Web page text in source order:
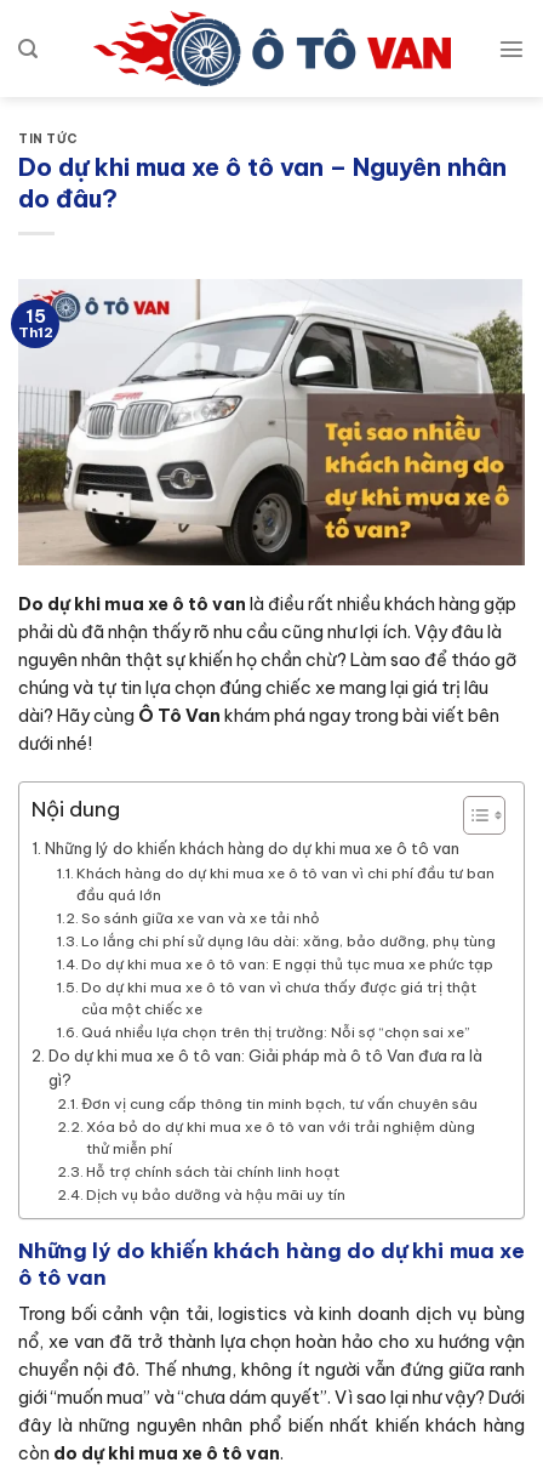
qua
TIN TỨC
Do dự khi mua xe ô tô van – Nguyên nhân
do đâu?
15
Th12
Do dự khi mua xe ô tô van là điều rất nhiều khách hàng gặp
phải dù đã nhận thấy rõ nhu cầu cũng như lợi ích. Vậy đâu là
nguyên nhân thật sự khiến họ chần chừ? Làm sao để tháo gỡ
chúng và tự tin lựa chọn đúng chiếc xe mang lại giá trị lâu
dài? Hãy cùng Ô Tô Van khám phá ngay trong bài viết bên
dưới nhé!
Nội dung
Những lý do khiến khách hàng do dự khi mua xe ô tô van
Khách hàng do dự khi mua xe ô tô van vì chi phí đầu tư ban
đầu quá lớn
So sánh giữa xe van và xe tải nhỏ
Lo lắng chi phí sử dụng lâu dài: xăng, bảo dưỡng, phụ tùng
Do dự khi mua xe ô tô van: E ngại thủ tục mua xe phức tạp
Do dự khi mua xe ô tô van vì chưa thấy được giá trị thật
của một chiếc xe
Quá nhiều lựa chọn trên thị trường: Nỗi sợ “chọn sai xe”
Do dự khi mua xe ô tô van: Giải pháp mà ô tô Van đưa ra là
gì?
Đơn vị cung cấp thông tin minh bạch, tư vấn chuyên sâu
Xóa bỏ do dự khi mua xe ô tô van với trải nghiệm dùng
thử miễn phí
Hỗ trợ chính sách tài chính linh hoạt
Dịch vụ bảo dưỡng và hậu mãi uy tín
Những lý do khiến khách hàng do dự khi mua xe
ô tô van
Trong bối cảnh vận tải, logistics và kinh doanh dịch vụ bùng
nổ, xe van đã trở thành lựa chọn hoàn hảo cho xu hướng vận
chuyển nội đô. Thế nhưng, không ít người vẫn đứng giữa ranh
giới “muốn mua” và “chưa dám quyết”. Vì sao lại như vậy? Dưới
đây là những nguyên nhân phổ biến nhất khiến khách hàng
còn do dự khi mua xe ô tô van.